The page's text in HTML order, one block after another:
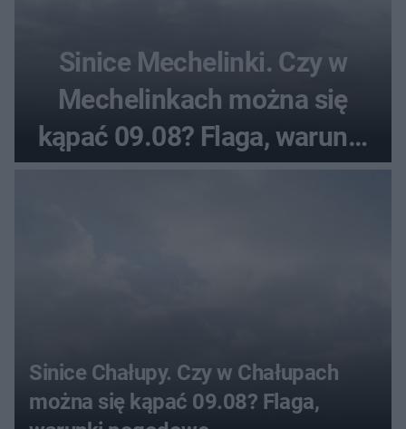
Sinice Mechelinki. Czy w
Mechelinkach można się
kąpać 09.08? Flaga, warunki
pogodowe
Sinice Chałupy. Czy w Chałupach
można się kąpać 09.08? Flaga,